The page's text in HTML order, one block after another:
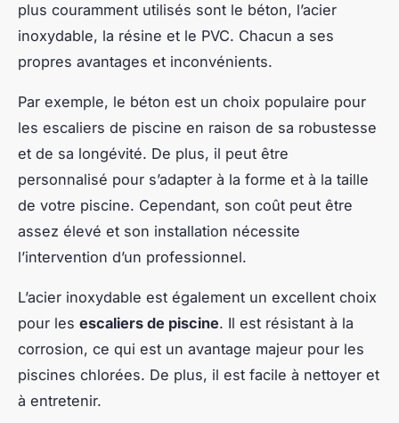
plus couramment utilisés sont le béton, l’acier
inoxydable, la résine et le PVC. Chacun a ses
propres avantages et inconvénients.
Par exemple, le béton est un choix populaire pour
les escaliers de piscine en raison de sa robustesse
et de sa longévité. De plus, il peut être
personnalisé pour s’adapter à la forme et à la taille
de votre piscine. Cependant, son coût peut être
assez élevé et son installation nécessite
l’intervention d’un professionnel.
L’acier inoxydable est également un excellent choix
pour les escaliers de piscine. Il est résistant à la
corrosion, ce qui est un avantage majeur pour les
piscines chlorées. De plus, il est facile à nettoyer et
à entretenir.